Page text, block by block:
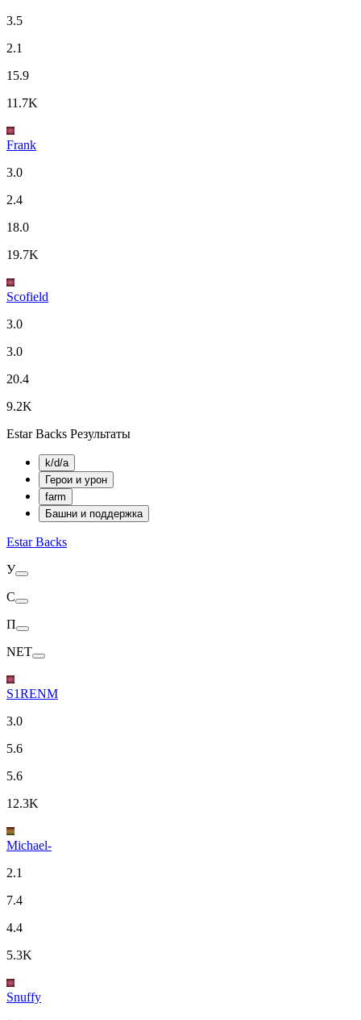
3.5
2.1
15.9
11.7K
Frank
3.0
2.4
18.0
19.7K
Scofield
3.0
3.0
20.4
9.2K
Estar Backs Результаты
k/d/a
Герои и урон
farm
Башни и поддержка
Estar Backs
У
С
П
NET
S1RENM
3.0
5.6
5.6
12.3K
Michael-
2.1
7.4
4.4
5.3K
Snuffy